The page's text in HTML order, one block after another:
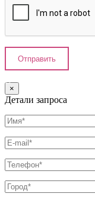
×
Детали запроса